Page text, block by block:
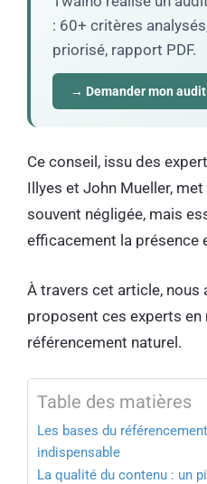
: 60+ critères
priorisé, rapport PDF.
→ Demander mon
Ce conseil, issu des
Illyes et John Mueller,
souvent négligée, mais
efficacement la présence
À travers cet article, nous
proposent ces experts en
référencement naturel.
Table des matières
Les bases du
indispensable
La qualité du contenu : un